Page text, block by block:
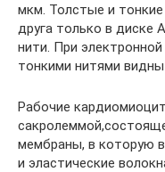
мкм. Толстые и
друга только в диске
нити. При
тонкими нитями
Рабочие
мембраны, в которую
и эластические